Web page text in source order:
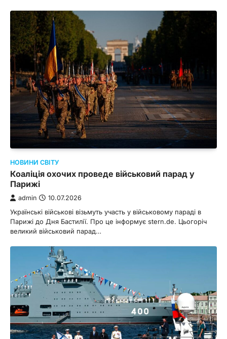
НОВИНИ СВІТУ
Коаліція охочих проведе військовий парад у
Парижі
admin 10.07.2026
Українські військові візьмуть участь у військовому параді в
Парижі до Дня Бастилії. Про це інформує stern.de. Цьогоріч
великий військовий парад…